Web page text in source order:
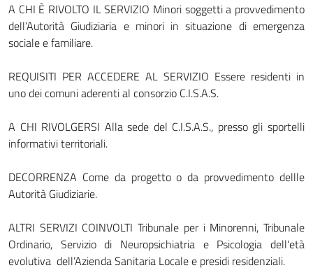
A CHI È RIVOLTO IL SERVIZIO Minori soggetti a provvedimento
dell’Autorità Giudiziaria e minori in situazione di emergenza
sociale e familiare.
REQUISITI PER ACCEDERE AL SERVIZIO Essere residenti in
uno dei comuni aderenti al consorzio C.I.S.A.S.
A CHI RIVOLGERSI Alla sede del C.I.S.A.S., presso gli sportelli
informativi territoriali.
DECORRENZA Come da progetto o da provvedimento dellle
Autorità Giudiziarie.
ALTRI SERVIZI COINVOLTI Tribunale per i Minorenni, Tribunale
Ordinario, Servizio di Neuropsichiatria e Psicologia dell'età
evolutiva dell’Azienda Sanitaria Locale e presidi residenziali.